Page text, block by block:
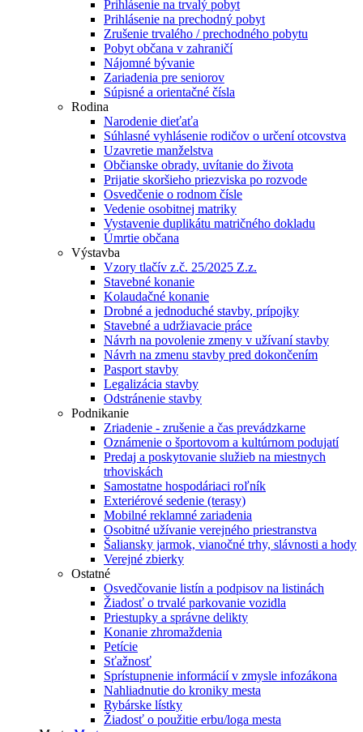
Prihlásenie na trvalý pobyt
Prihlásenie na prechodný pobyt
Zrušenie trvalého / prechodného pobytu
Pobyt občana v zahraničí
Nájomné bývanie
Zariadenia pre seniorov
Súpisné a orientačné čísla
Rodina
Narodenie dieťaťa
Súhlasné vyhlásenie rodičov o určení otcovstva
Uzavretie manželstva
Občianske obrady, uvítanie do života
Prijatie skoršieho priezviska po rozvode
Osvedčenie o rodnom čísle
Vedenie osobitnej matriky
Vystavenie duplikátu matričného dokladu
Úmrtie občana
Výstavba
Vzory tlačív z.č. 25/2025 Z.z.
Stavebné konanie
Kolaudačné konanie
Drobné a jednoduché stavby, prípojky
Stavebné a udržiavacie práce
Návrh na povolenie zmeny v užívaní stavby
Návrh na zmenu stavby pred dokončením
Pasport stavby
Legalizácia stavby
Odstránenie stavby
Podnikanie
Zriadenie - zrušenie a čas prevádzkarne
Oznámenie o športovom a kultúrnom podujatí
Predaj a poskytovanie služieb na miestnych
trhoviskách
Samostatne hospodáriaci roľník
Exteriérové sedenie (terasy)
Mobilné reklamné zariadenia
Osobitné užívanie verejného priestranstva
Šaliansky jarmok, vianočné trhy, slávnosti a hody
Verejné zbierky
Ostatné
Osvedčovanie listín a podpisov na listinách
Žiadosť o trvalé parkovanie vozidla
Priestupky a správne delikty
Konanie zhromaždenia
Petície
Sťažnosť
Sprístupnenie informácií v zmysle infozákona
Nahliadnutie do kroniky mesta
Rybárske lístky
Žiadosť o použitie erbu/loga mesta